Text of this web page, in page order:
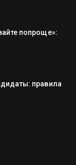
попроще»:
правила